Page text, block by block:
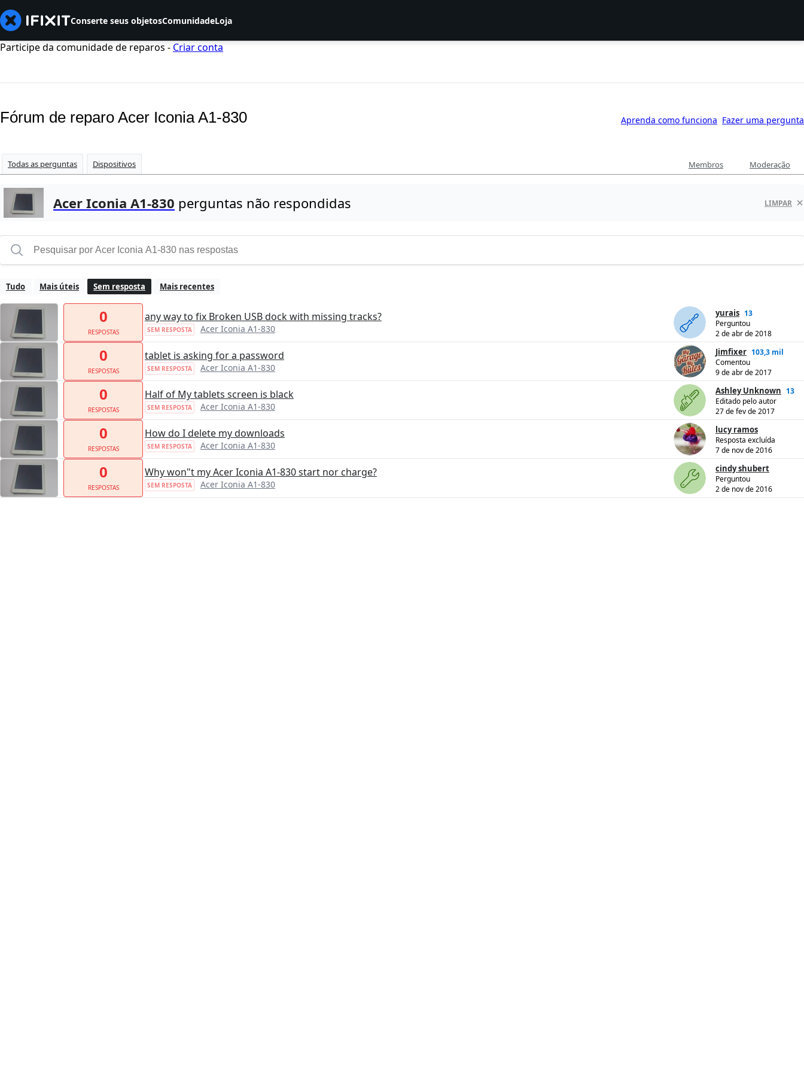
Conserte seus objetosComunidadeLoja
Participe da comunidade de reparos - Criar conta
Fórum de reparo Acer Iconia A1-830 Aprenda como funciona Fazer uma pergunta
Todas as perguntas Dispositivos Membros Moderação
Acer Iconia A1-830 perguntas não respondidas LIMPAR
Tudo Mais úteis Sem resposta Mais recentes
0
RESPOSTAS
any way to fix Broken USB dock with missing tracks?
SEM RESPOSTA Acer Iconia A1-830
yurais 13
Perguntou
2 de abr de 2018
0
RESPOSTAS
tablet is asking for a password
SEM RESPOSTA Acer Iconia A1-830
Jimfixer 103,3 mil
Comentou
9 de abr de 2017
0
RESPOSTAS
Half of My tablets screen is black
SEM RESPOSTA Acer Iconia A1-830
Ashley Unknown 13
Editado pelo autor
27 de fev de 2017
0
RESPOSTAS
How do I delete my downloads
SEM RESPOSTA Acer Iconia A1-830
lucy ramos
Resposta excluída
7 de nov de 2016
0
RESPOSTAS
Why won"t my Acer Iconia A1-830 start nor charge?
SEM RESPOSTA Acer Iconia A1-830
cindy shubert
Perguntou
2 de nov de 2016